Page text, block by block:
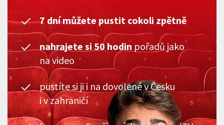
7 dní můžete pustit cokoli zpětně
nahrajete si 50 hodin pořadů jako
na video
pustíte si ji i na dovolené v Česku
i v zahraničí